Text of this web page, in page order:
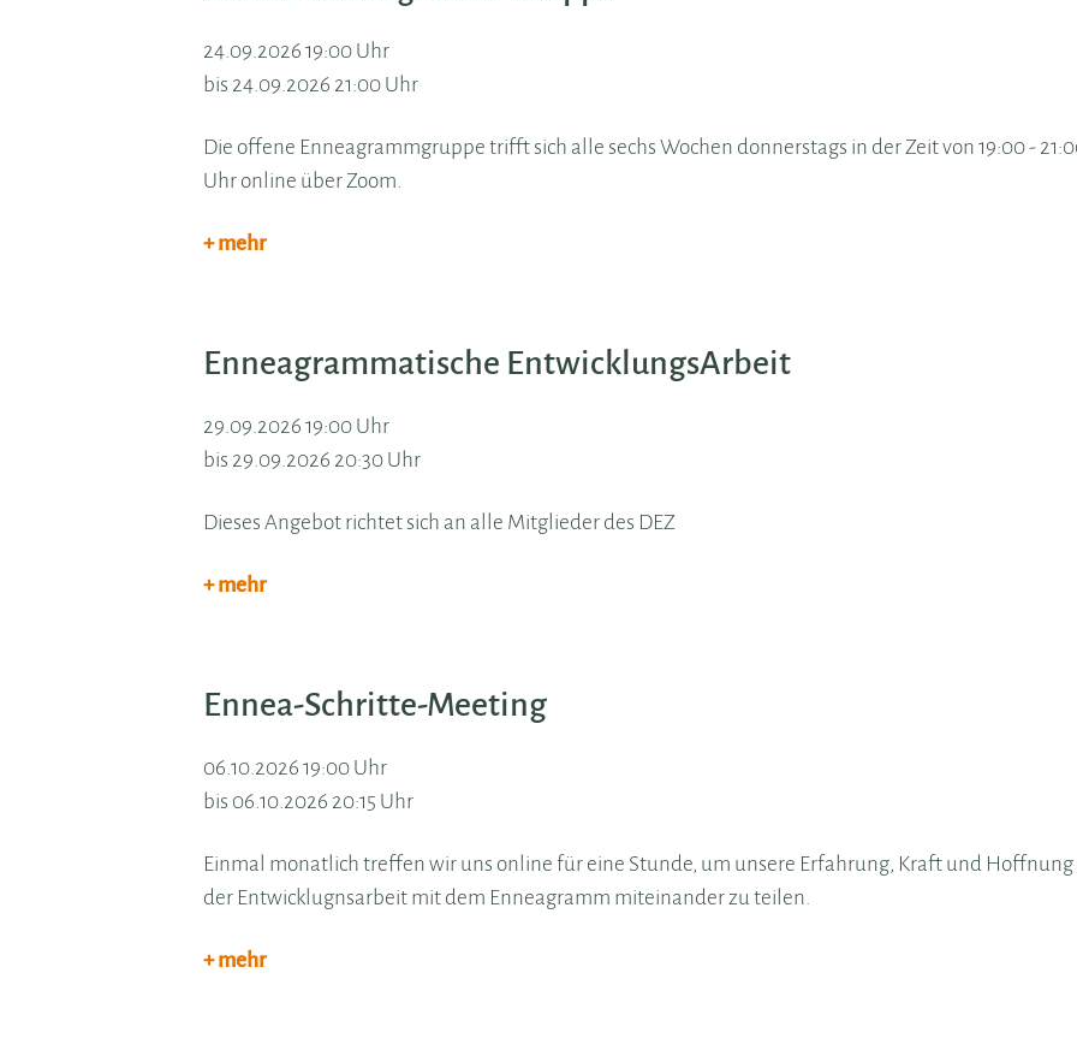
24.09.2026 19:00 Uhr
bis 24.09.2026 21:00 Uhr
Die offene Enneagrammgruppe trifft sich alle sechs Wochen donnerstags in der Zeit von 19:00 -
Uhr online über Zoom.
+ mehr
Enneagrammatische EntwicklungsArbeit
29.09.2026 19:00 Uhr
bis 29.09.2026 20:30 Uhr
Dieses Angebot richtet sich an alle Mitglieder des DEZ
+ mehr
Ennea-Schritte-Meeting
06.10.2026 19:00 Uhr
bis 06.10.2026 20:15 Uhr
Einmal monatlich treffen wir uns online für eine Stunde, um unsere Erfahrung, Kraft und Hoffnung
der Entwicklugnsarbeit mit dem Enneagramm miteinander zu teilen.
+ mehr